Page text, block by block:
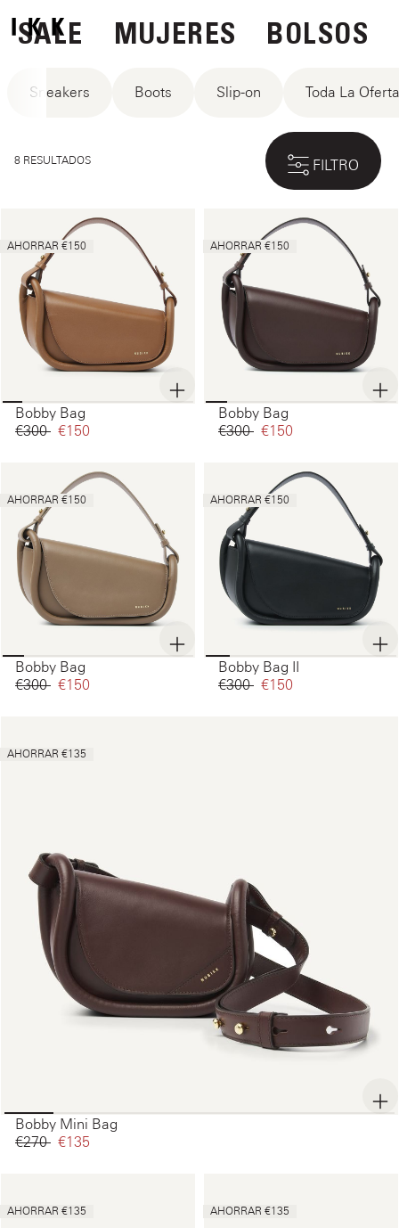
SALE MUJERES BOLSOS
Sneakers Boots Slip-on Toda La
8 RESULTADOS FILTRO
AHORRAR €150
Bobby Bag
€300‌ €150‌
AHORRAR €150
Bobby Bag
€300‌ €150‌
AHORRAR €150
Bobby Bag
€300‌ €150‌
AHORRAR €150
Bobby Bag II
€300‌ €150‌
AHORRAR €135
Bobby Mini Bag
€270‌ €135‌
AHORRAR €135 AHORRAR €135